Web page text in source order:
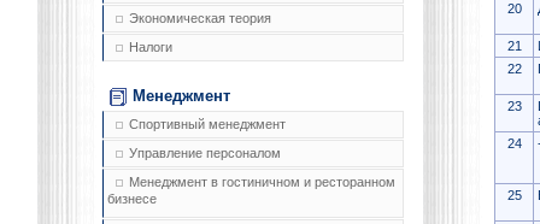
Экономическая теория
Налоги
Менеджмент
Спортивный менеджмент
Управление персоналом
Менеджмент в гостиничном и ресторанном
бизнесе
20
21
22
23
24
25